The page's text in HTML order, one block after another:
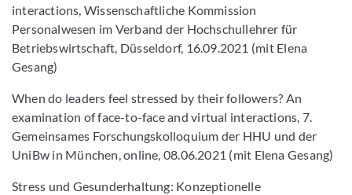
interactions, Wissenschaftliche Kommission
Personalwesen im Verband der Hochschullehrer für
Betriebswirtschaft, Düsseldorf, 16.09.2021 (mit Elena
Gesang)
When do leaders feel stressed by their followers? An
examination of face-to-face and virtual interactions, 7.
Gemeinsames Forschungskolloquium der HHU und der
UniBw in München, online, 08.06.2021 (mit Elena Gesang)
Stress und Gesunderhaltung: Konzeptionelle